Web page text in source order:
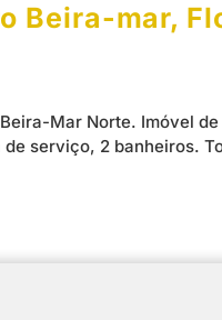
Beira-mar,
Mar Norte. Imóvel de
serviço, 2 banheiros.